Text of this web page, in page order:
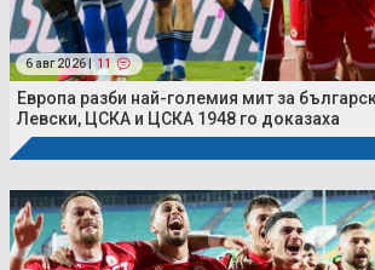
6 авг 2026 | 11
Европа разби най-големия мит за
Левски, ЦСКА и ЦСКА 1948 го доказаха